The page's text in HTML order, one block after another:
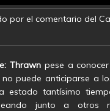
por el comentario del
Thrawn pese a
puede anticiparse a
estado tantísimo
junto a otros